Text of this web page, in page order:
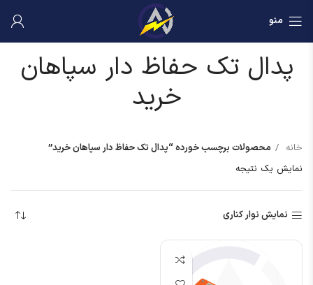
منو
پدال تک حفاظ دار سپاهان
خرید
خانه
محصولات برچسب خورده “پدال تک حفاظ دار سپاهان خرید”
نمایش یک نتیجه
نمایش نوار کناری